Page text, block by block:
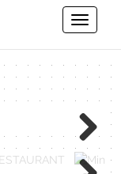
Toggle
Next